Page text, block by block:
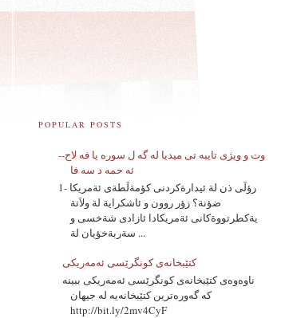
POPULAR POSTS
وت و ویژی تایبه تی میدیا له گه ل سوره یا فه لاح--
ئه حمه د سه فا
1- رؤلَى ذن لة ئيدارةكردنى كؤمةلَطةى ئةمريكا
ضؤنة؟ زؤر روون و ئاشكراية لة ولاَتة
يةكطرتووةكانى ئةمريكادا ئازادى شةخسى و
سةربةخؤيان لة ...
کتێبخانەی کونگرێسی ئه‌مه‌ریکی
ناوه‌وه‌ی کتێبخانەی کونگرێسی ئه‌مه‌ریکی ببینه‌
که‌ گه‌وره‌ترین کتێبخانەیه‌ له‌ جیهان
http://bit.ly/2mv4CyF